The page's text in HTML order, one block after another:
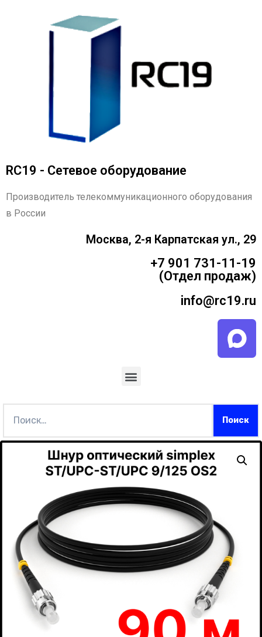
RC19 - Сетевое оборудование
Производитель телекоммуникационного оборудования
в России
Москва, 2-я Карпатская ул., 29
+7 901 731-11-19
(Отдел продаж)
info@rc19.ru